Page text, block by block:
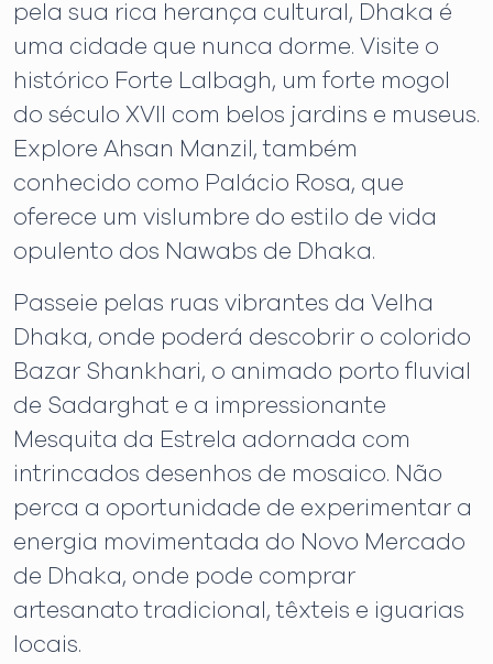
pela sua rica herança cultural, Dhaka é
uma cidade que nunca dorme. Visite o
histórico Forte Lalbagh, um forte mogol
do século XVII com belos jardins e museus.
Explore Ahsan Manzil, também
conhecido como Palácio Rosa, que
oferece um vislumbre do estilo de vida
opulento dos Nawabs de Dhaka.
Passeie pelas ruas vibrantes da Velha
Dhaka, onde poderá descobrir o colorido
Bazar Shankhari, o animado porto fluvial
de Sadarghat e a impressionante
Mesquita da Estrela adornada com
intrincados desenhos de mosaico. Não
perca a oportunidade de experimentar a
energia movimentada do Novo Mercado
de Dhaka, onde pode comprar
artesanato tradicional, têxteis e iguarias
locais.